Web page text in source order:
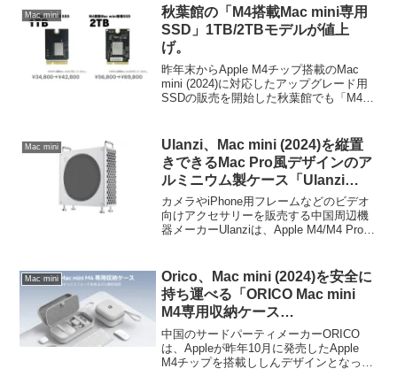
Hub Stand with M2 SSD Enclosure」を新
たに発売すると発表しています。
Mac mini
秋葉館の「M4搭載Mac mini専用
SSD」1TB/2TBモデルが値上
げ。
昨年末からApple M4チップ搭載のMac
mini (2024)に対応したアップグレード用
SSDの販売を開始した秋葉館でも「M4搭
Mac mini
Ulanzi、Mac mini (2024)を縦置
きできるMac Pro風デザインのア
ルミニウム製ケース「Ulanzi
QT01 Mac Mini用アルミ合金ケー
ス」を発売。
カメラやiPhone用フレームなどのビデオ
向けアクセサリーを販売する中国周辺機
器メーカーUlanziは、Apple M4/M4 Proチ
デザインケース「Ulanzi QT01 Mac Mini
用アルミ合金ケース (x088)」の日本での
販売を開始したと発表しています。
Mac mini
Orico、Mac mini (2024)を安全に
持ち運べる「ORICO Mac mini
M4専用収納ケース
(Medium/Largeサイズ)」を発
売。
中国のサードパーティメーカーORICO
は、Appleが昨年10月に発売したApple
M4チップを搭載ししんデザインとなった